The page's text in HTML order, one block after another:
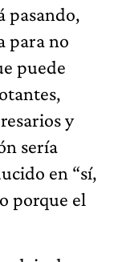
pasando,
para no
puede
y
sería
en “sí,
porque el